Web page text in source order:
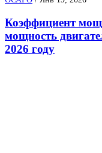
Коэффициент
мощность
2026 году